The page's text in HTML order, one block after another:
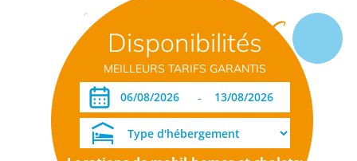
Disponibilités
MEILLEURS TARIFS GARANTIS
-
Informations
pratiques